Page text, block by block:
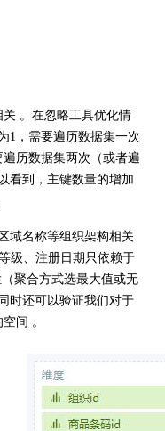
。在忽略工具优化情
1，需要遍历数据集一次
历数据集两次（或者遍
看到，主键数量的增加
名称等组织架构相关
级、注册日期只依赖于
聚合方式选最大值或无
时还可以验证我们对于
间 。